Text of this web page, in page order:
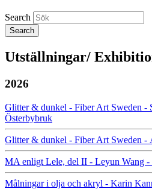
Search
Utställningar/
2026
Glitter & dunkel - Fiber Art Sweden -
Österbybruk
Glitter & dunkel - Fiber Art Sweden -
MA enligt Lele, del II - Leyun Wang -
Målningar i olja och akryl - Karin